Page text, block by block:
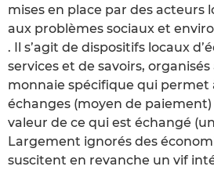
mises en place par des acteurs
aux problèmes sociaux et
. Il s’agit de dispositifs locaux
services et de savoirs,
monnaie spécifique qui permet
échanges (moyen de
valeur de ce qui est échangé
Largement ignorés des
suscitent en revanche un vif